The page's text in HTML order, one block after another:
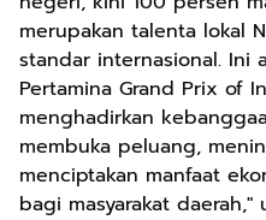
merupakan talenta lokal
standar internasional. Ini
Pertamina Grand Prix of
menghadirkan
membuka peluang,
menciptakan manfaat
bagi masyarakat daerah,"